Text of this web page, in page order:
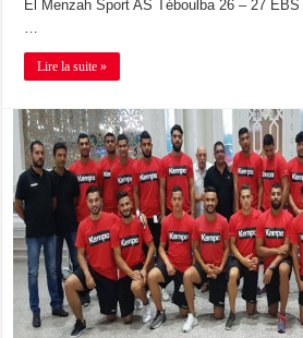
El Menzah Sport AS Téboulba 26 – 27
…
Lire la suite »